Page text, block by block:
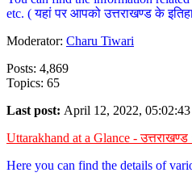
etc. ( यहां पर आपको उत्तराखण्ड के
Moderator: Charu Tiwari
Posts: 4,869
Topics: 65
Last post: April 12, 2022,
Uttarakhand at a Glance -
Here you can find the details of